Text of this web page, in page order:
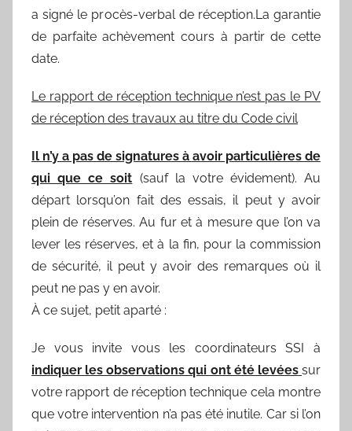
a signé le procès-verbal de réception.La garantie
de parfaite achèvement cours à partir de cette
date.
Le rapport de réception technique n’est pas le PV
de réception des travaux au titre du Code civil
Il n’y a pas de signatures à avoir particulières de
qui que ce soit (sauf la votre évidement). Au
départ lorsqu’on fait des essais, il peut y avoir
plein de réserves. Au fur et à mesure que l’on va
lever les réserves, et à la fin, pour la commission
de sécurité, il peut y avoir des remarques où il
peut ne pas y en avoir.
À ce sujet, petit aparté :
Je vous invite vous les coordinateurs SSI à
indiquer les observations qui ont été levées sur
votre rapport de réception technique cela montre
que votre intervention n’a pas été inutile. Car si l’on